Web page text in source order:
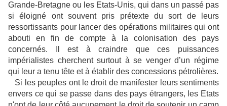
Grande-Bretagne ou les Etats-Unis, qui dans un passé pas
si éloigné ont souvent pris prétexte du sort de leurs
ressortissants pour lancer des opérations militaires qui ont
abouti en fin de compte à la colonisation des pays
concernés. Il est à craindre que ces puissances
impérialistes cherchent surtout à se venger d’un régime
qui leur a tenu tête et à établir des concessions pétrolières.
Si les peuples ont le droit de manifester leurs sentiments
envers ce qui se passe dans des pays étrangers, les Etats